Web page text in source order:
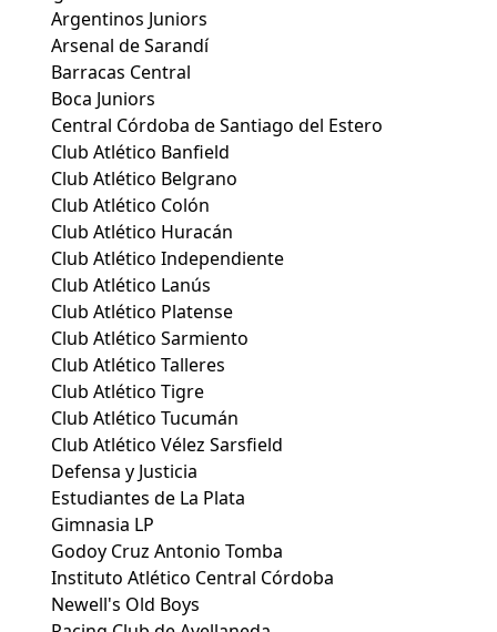
Argentinos Juniors
Arsenal de Sarandí
Barracas Central
Boca Juniors
Central Córdoba de Santiago del Estero
Club Atlético Banfield
Club Atlético Belgrano
Club Atlético Colón
Club Atlético Huracán
Club Atlético Independiente
Club Atlético Lanús
Club Atlético Platense
Club Atlético Sarmiento
Club Atlético Talleres
Club Atlético Tigre
Club Atlético Tucumán
Club Atlético Vélez Sarsfield
Defensa y Justicia
Estudiantes de La Plata
Gimnasia LP
Godoy Cruz Antonio Tomba
Instituto Atlético Central Córdoba
Newell's Old Boys